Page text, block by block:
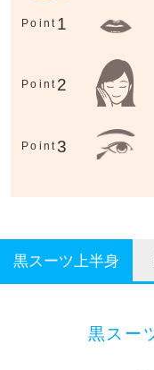
Point 1
Point 2
Point3
黒スーツ上半身
黒スー